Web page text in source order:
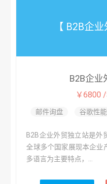
【 B2B企业
B2B企业
￥6800
邮件询盘 谷歌性
B2B企业外贸独立站是外
全球多个国家展现本企业
多语言为主要特点，...